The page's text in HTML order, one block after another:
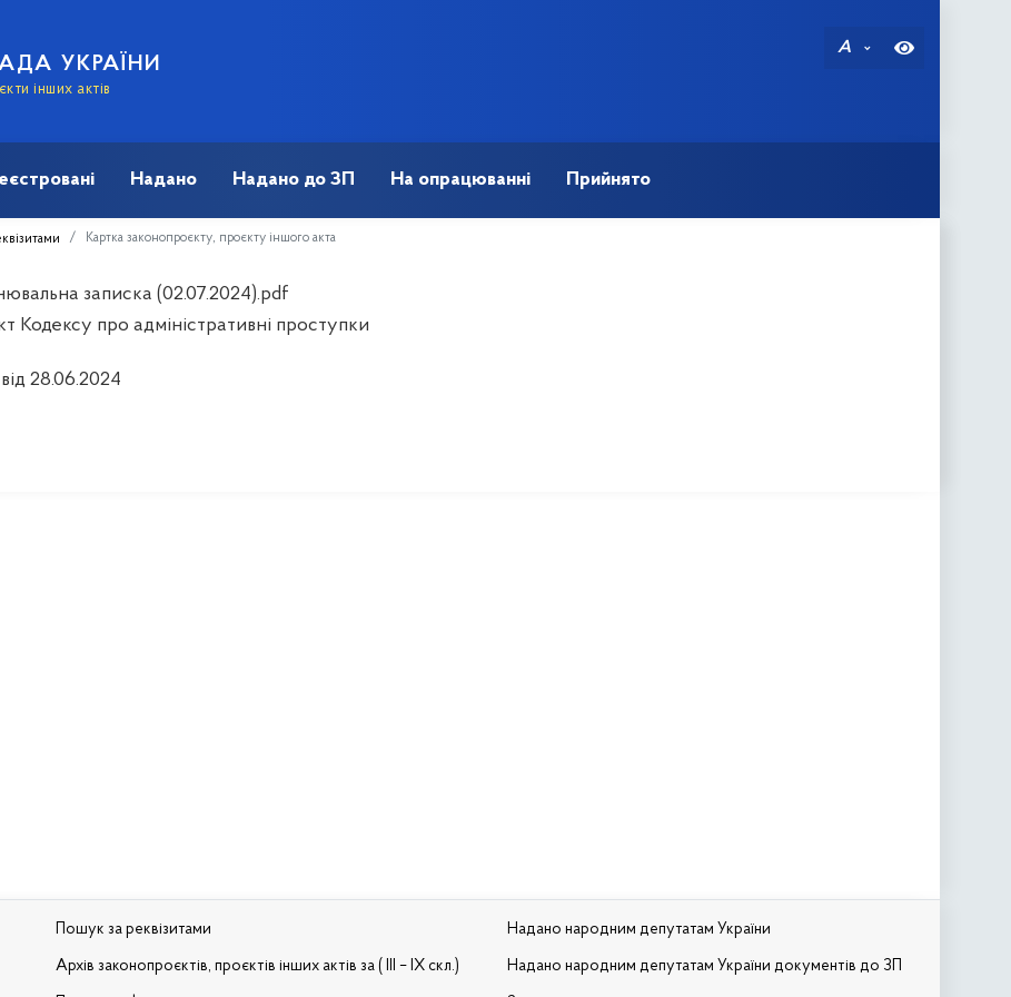
УКРАЇНИ
інших актів
A
Надано Надано до ЗП На опрацюванні Прийнято
Картка законопроєкту, проєкту іншого акта
записка (02.07.2024).pdf
Кодексу про адміністративні проступки
від 28.06.2024
Пошук за реквізитами
Архів законопроєктів, проєктів інших актів за ( III – IX скл.)
Надано народним депутатам України
Надано народним депутатам України документів до ЗП